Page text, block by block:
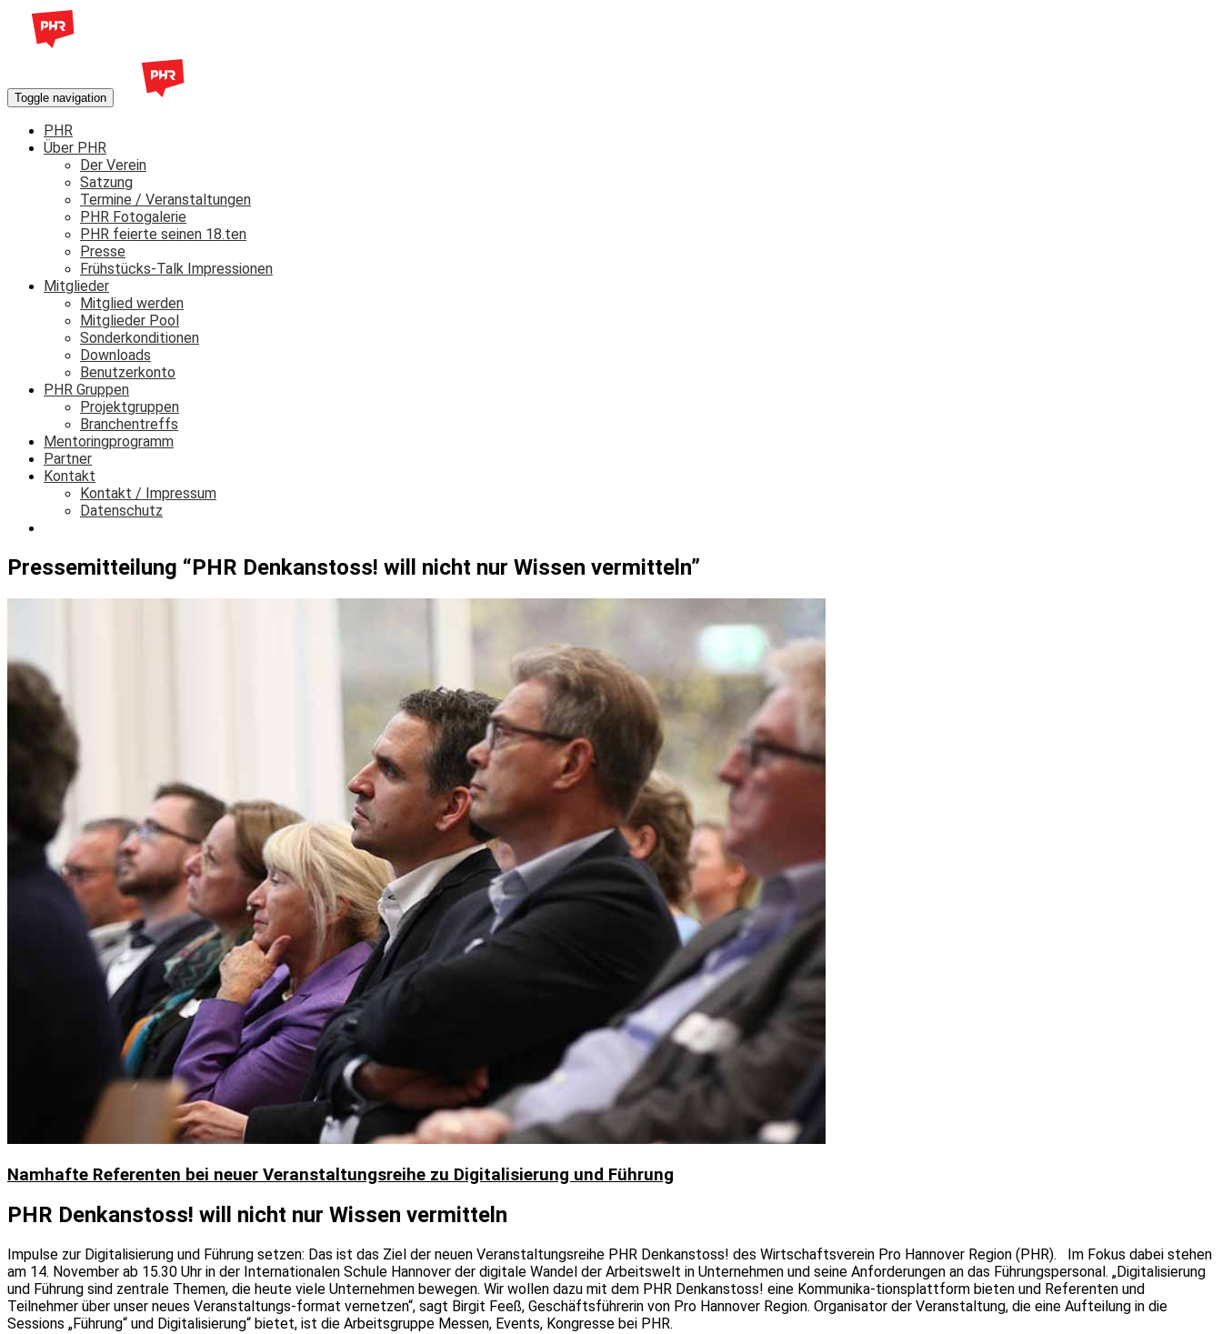
Toggle navigation
PHR
Über PHR
Der Verein
Satzung
Termine / Veranstaltungen
PHR Fotogalerie
PHR feierte seinen 18.ten
Presse
Frühstücks-Talk Impressionen
Mitglieder
Mitglied werden
Mitglieder Pool
Sonderkonditionen
Downloads
Benutzerkonto
PHR Gruppen
Projektgruppen
Branchentreffs
Mentoringprogramm
Partner
Kontakt
Kontakt / Impressum
Datenschutz
Pressemitteilung “PHR Denkanstoss! will nicht nur Wissen vermitteln”
Namhafte Referenten bei neuer Veranstaltungsreihe zu Digitalisierung und Führung
PHR Denkanstoss! will nicht nur Wissen vermitteln
Impulse zur Digitalisierung und Führung setzen: Das ist das Ziel der neuen Veranstaltungsreihe PHR Denkanstoss! des Wirtschaftsverein Pro Hannover Region (PHR). Im Fokus dabei stehen
am 14. November ab 15.30 Uhr in der Internationalen Schule Hannover der digitale Wandel der Arbeitswelt in Unternehmen und seine Anforderungen an das Führungspersonal. „Digitalisierung
und Führung sind zentrale Themen, die heute viele Unternehmen bewegen. Wir wollen dazu mit dem PHR Denkanstoss! eine Kommunika-tionsplattform bieten und Referenten und
Teilnehmer über unser neues Veranstaltungs-format vernetzen“, sagt Birgit Feeß, Geschäftsführerin von Pro Hannover Region. Organisator der Veranstaltung, die eine Aufteilung in die
Sessions „Führung“ und Digitalisierung“ bietet, ist die Arbeitsgruppe Messen, Events, Kongresse bei PHR.